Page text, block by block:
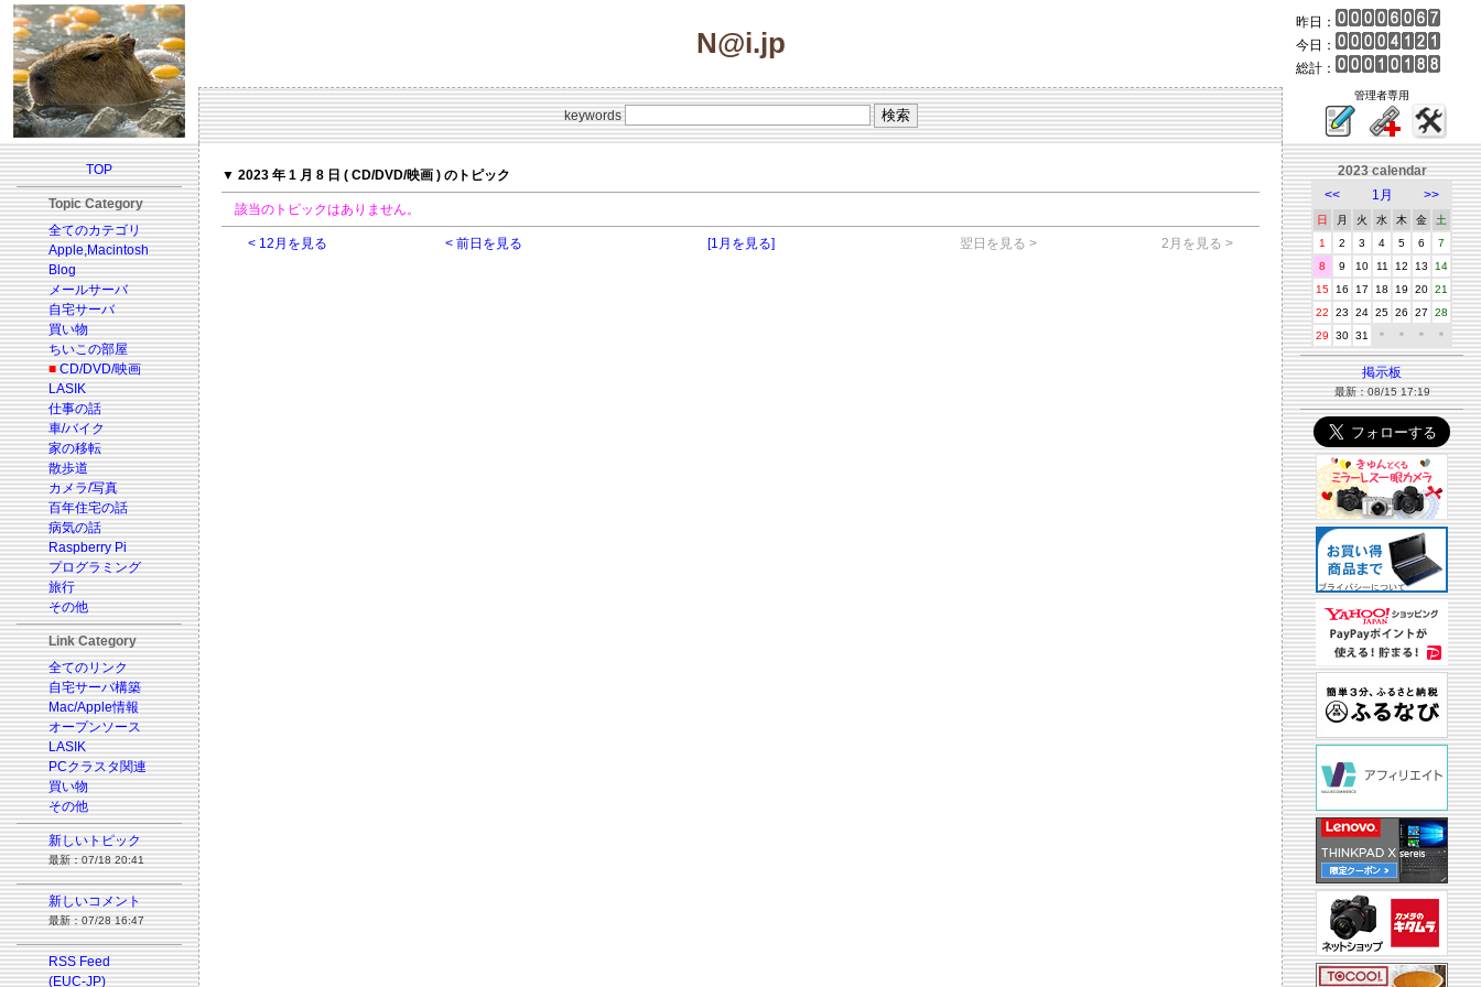
N@i.jp
昨日：
今日：
総計：
keywords
管理者専用
TOP
Topic Category
全てのカテゴリ
Apple,Macintosh
Blog
メールサーバ
自宅サーバ
買い物
ちいこの部屋
■ CD/DVD/映画
LASIK
仕事の話
車/バイク
家の移転
散歩道
カメラ/写真
百年住宅の話
病気の話
Raspberry Pi
プログラミング
旅行
その他
Link Category
全てのリンク
自宅サーバ構築
Mac/Apple情報
オープンソース
LASIK
PCクラスタ関連
買い物
その他
新しいトピック
最新：07/18 20:41
新しいコメント
最新：07/28 16:47
RSS Feed
(EUC-JP)
▼ 2023 年 1 月 8 日 ( CD/DVD/映画 ) のトピック
該当のトピックはありません。
< 12月を見る < 前日を見る [1月を見る] 翌日を見る > 2月を見る >
2023 calendar
<<
1月 >>
日 月 火 水 木 金
土
1
2 3 4 5 6
7
8
9 10 11 12 13
14
15
16 17 18 19 20 21
22
23 24 25 26 27
28
29
30 31 ＊ ＊ ＊ ＊
掲示板
最新：08/15 17:19